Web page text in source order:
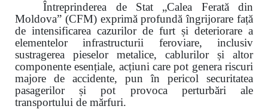
Întreprinderea de Stat „Calea Ferată din
Moldova” (CFM) exprimă profundă îngrijorare față
de intensificarea cazurilor de furt și deteriorare a
elementelor infrastructurii feroviare, inclusiv
sustragerea pieselor metalice, cablurilor și altor
componente esențiale, acțiuni care pot genera riscuri
majore de accidente, pun în pericol securitatea
pasagerilor și pot provoca perturbări ale
transportului de mărfuri.